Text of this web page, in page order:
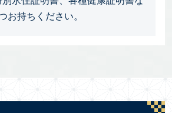
お持ちください。